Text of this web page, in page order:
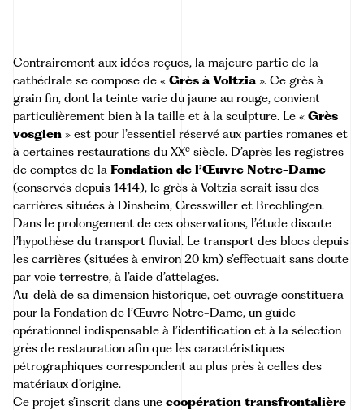
Contrairement aux idées reçues, la majeure partie de la
cathédrale se compose de « Grès à Voltzia ». Ce grès à
grain fin, dont la teinte varie du jaune au rouge, convient
particulièrement bien à la taille et à la sculpture. Le « Grès
vosgien » est pour l’essentiel réservé aux parties romanes et
à certaines restaurations du XXe siècle. D’après les registres
de comptes de la Fondation de l’Œuvre Notre-Dame
(conservés depuis 1414), le grès à Voltzia serait issu des
carrières situées à Dinsheim, Gresswiller et Brechlingen.
Dans le prolongement de ces observations, l’étude discute
l’hypothèse du transport fluvial. Le transport des blocs depuis
les carrières (situées à environ 20 km) s’effectuait sans doute
par voie terrestre, à l’aide d’attelages.
Au-delà de sa dimension historique, cet ouvrage constituera
pour la Fondation de l’Œuvre Notre-Dame, un guide
opérationnel indispensable à l’identification et à la sélection
grès de restauration afin que les caractéristiques
pétrographiques correspondent au plus près à celles des
matériaux d’origine.
Ce projet s’inscrit dans une coopération transfrontalière